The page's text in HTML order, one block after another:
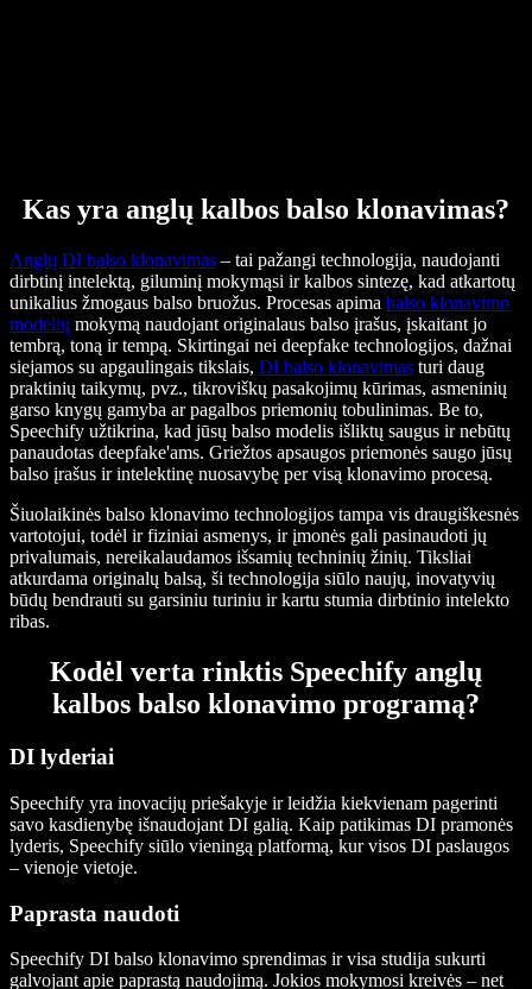
Kas yra anglų kalbos balso klonavimas?
Anglų DI balso klonavimas – tai pažangi technologija, naudojanti
dirbtinį intelektą, giluminį mokymąsi ir kalbos sintezę, kad atkartotų
unikalius žmogaus balso bruožus. Procesas apima balso klonavimo
modelių mokymą naudojant originalaus balso įrašus, įskaitant jo
tembrą, toną ir tempą. Skirtingai nei deepfake technologijos, dažnai
siejamos su apgaulingais tikslais, DI balso klonavimas turi daug
praktinių taikymų, pvz., tikroviškų pasakojimų kūrimas, asmeninių
garso knygų gamyba ar pagalbos priemonių tobulinimas. Be to,
Speechify užtikrina, kad jūsų balso modelis išliktų saugus ir nebūtų
panaudotas deepfake'ams. Griežtos apsaugos priemonės saugo jūsų
balso įrašus ir intelektinę nuosavybę per visą klonavimo procesą.
Šiuolaikinės balso klonavimo technologijos tampa vis draugiškesnės
vartotojui, todėl ir fiziniai asmenys, ir įmonės gali pasinaudoti jų
privalumais, nereikalaudamos išsamių techninių žinių. Tiksliai
atkurdama originalų balsą, ši technologija siūlo naujų, inovatyvių
būdų bendrauti su garsiniu turiniu ir kartu stumia dirbtinio intelekto
ribas.
Kodėl verta rinktis Speechify anglų
kalbos balso klonavimo programą?
DI lyderiai
Speechify yra inovacijų priešakyje ir leidžia kiekvienam pagerinti
savo kasdienybę išnaudojant DI galią. Kaip patikimas DI pramonės
lyderis, Speechify siūlo vieningą platformą, kur visos DI paslaugos
– vienoje vietoje.
Paprasta naudoti
Speechify DI balso klonavimo sprendimas ir visa studija sukurti
galvojant apie paprastą naudojimą. Jokios mokymosi kreivės – net